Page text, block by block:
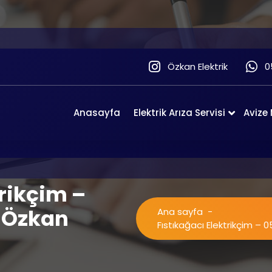
Özkan Elektrik
Anasayfa Elektrik Arıza Servisi Avize
–
Ana sayfa -
Fıstıkağacı Elektrikçim –